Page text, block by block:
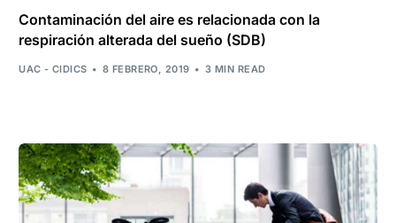
Contaminación del aire es relacionada con la
respiración alterada del sueño (SDB)
UAC - CIDICS 8 FEBRERO, 2019 3 MIN READ